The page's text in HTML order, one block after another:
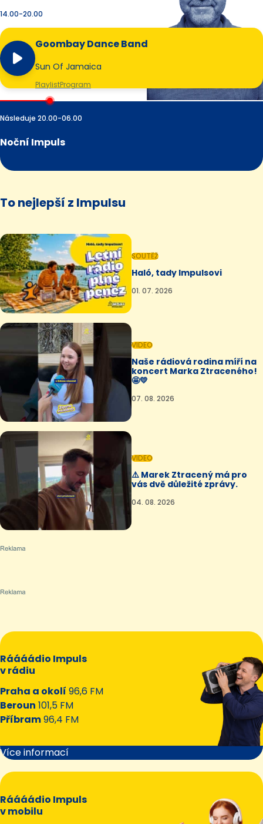
14.00-20.00
Goombay Dance Band
Sun Of Jamaica
PlaylistProgram
Následuje 20.00-06.00
Noční Impuls
To nejlepší z Impulsu
SOUTĚŽ
Haló, tady Impulsovi
01. 07. 2026
VIDEO
Naše rádiová rodina míří na
koncert Marka Ztraceného!
🤩💛
07. 08. 2026
VIDEO
⚠️ Marek Ztracený má pro
vás dvě důležité zprávy.
04. 08. 2026
Ráááádio Impuls
v rádiu
Praha a okolí 96,6 FM
Beroun 101,5 FM
Příbram96,4 FM
Více informací
Ráááádio Impuls
v mobilu